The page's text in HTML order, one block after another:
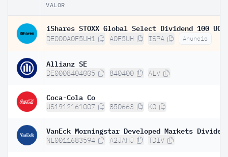
VALOR
DE000A0F5UH1 A0F5UH ISPA Anuncio
Allianz SE
DE0008404005 840400 ALV
Coca-Cola Co
US1912161007 850663 KO
NL0011683594 A2JAHJ TDIV